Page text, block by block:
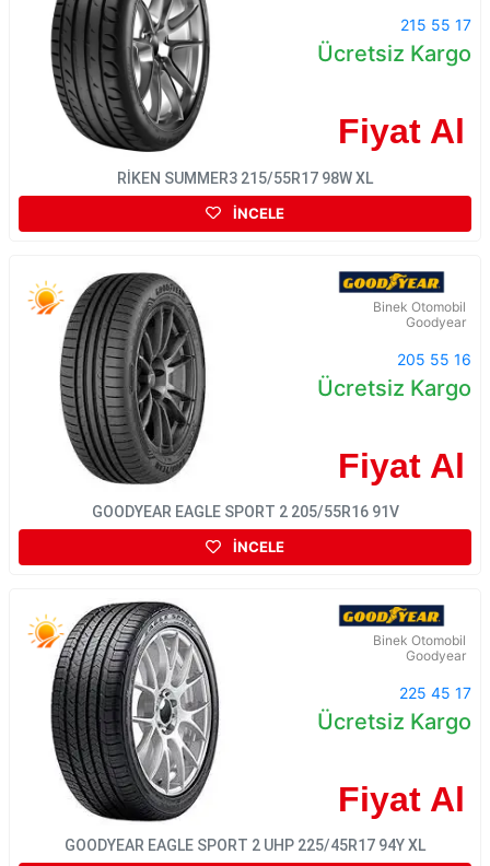
215 55 17
Ücretsiz Kargo
Fiyat Al
RİKEN SUMMER3 215/55R17 98W XL
İNCELE
Binek Otomobil
Goodyear
205 55 16
Ücretsiz Kargo
Fiyat Al
GOODYEAR EAGLE SPORT 2 205/55R16 91V
İNCELE
Binek Otomobil
Goodyear
225 45 17
Ücretsiz Kargo
Fiyat Al
GOODYEAR EAGLE SPORT 2 UHP 225/45R17 94Y XL